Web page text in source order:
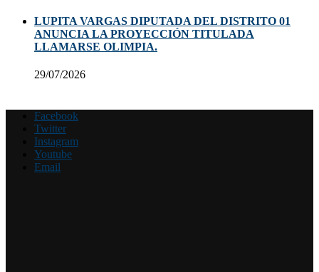
LUPITA VARGAS DIPUTADA DEL DISTRITO 01
ANUNCIA LA PROYECCIÓN TITULADA
LLAMARSE OLIMPIA.
29/07/2026
Facebook
Twitter
Instagram
Youtube
Email